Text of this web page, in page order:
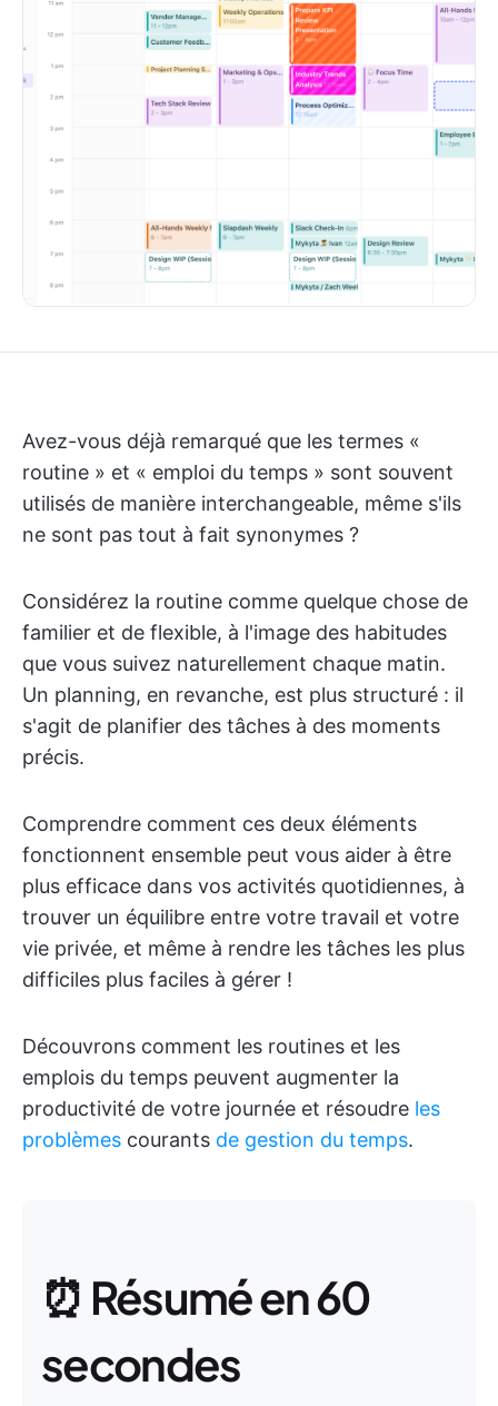
Avez-vous déjà remarqué que les termes «
routine » et « emploi du temps » sont souvent
utilisés de manière interchangeable, même s'ils
ne sont pas tout à fait synonymes ?
Considérez la routine comme quelque chose de
familier et de flexible, à l'image des habitudes
que vous suivez naturellement chaque matin.
Un planning, en revanche, est plus structuré : il
s'agit de planifier des tâches à des moments
précis.
Comprendre comment ces deux éléments
fonctionnent ensemble peut vous aider à être
plus efficace dans vos activités quotidiennes, à
trouver un équilibre entre votre travail et votre
vie privée, et même à rendre les tâches les plus
difficiles plus faciles à gérer !
Découvrons comment les routines et les
emplois du temps peuvent augmenter la
productivité de votre journée et résoudre les
problèmes courants de gestion du temps.
⏰ Résumé en 60
secondes